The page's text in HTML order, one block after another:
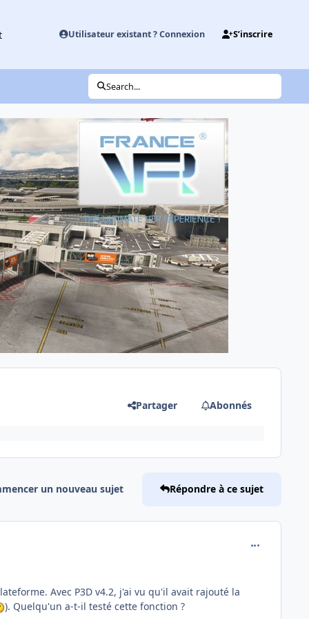
Utilisateur existant ? Connexion S’inscrire
Search...
Partager Abonnés
un nouveau sujet Répondre à ce sujet
Avec P3D v4.2, j'ai vu qu'il avait rajouté la
). Quelqu'un a-t-il testé cette fonction ?